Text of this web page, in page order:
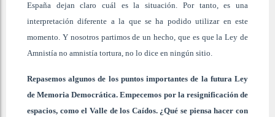
España dejan claro cuál es la situación. Por tanto, es una
interpretación diferente a la que se ha podido utilizar en este
momento. Y nosotros partimos de un hecho, que es que la Ley de
Amnistía no amnistía tortura, no lo dice en ningún sitio.
Repasemos algunos de los puntos importantes de la futura Ley
de Memoria Democrática. Empecemos por la resignificación de
espacios, como el Valle de los Caídos. ¿Qué se piensa hacer con